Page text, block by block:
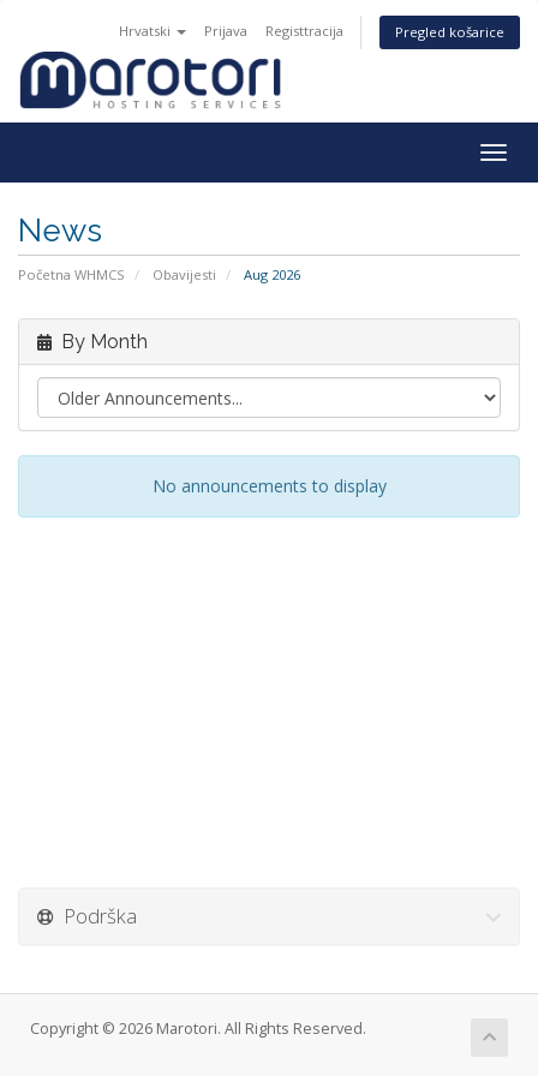
Hrvatski Prijava Registtracija Pregled košarice
News
Početna WHMCS Obavijesti Aug 2026
By Month
No announcements to display
Podrška
Copyright © 2026 Marotori. All Rights Reserved.